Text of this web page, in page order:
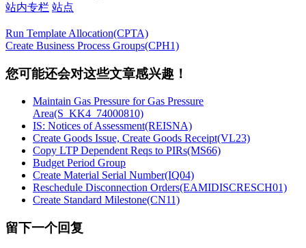
站内专栏 站点
Run Template Allocation(CPTA)
Create Business Process Groups(CPH1)
您可能还会对这些文章感兴趣！
Maintain Gas Pressure for Gas Pressure
Area(S_KK4_74000810)
IS: Notices of Assessment(REISNA)
Create Goods Issue, Create Goods Receipt(VL23)
Copy LTP Dependent Reqs to PIRs(MS66)
Budget Period Group
Create Material Serial Number(IQ04)
Reschedule Disconnection Orders(EAMIDISCRESCH01)
Create Standard Milestone(CN11)
留下一个回复